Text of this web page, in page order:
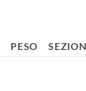
PESO